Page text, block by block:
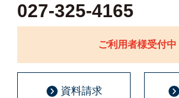
027-325-4165
ご利用者様受付中
資料請求